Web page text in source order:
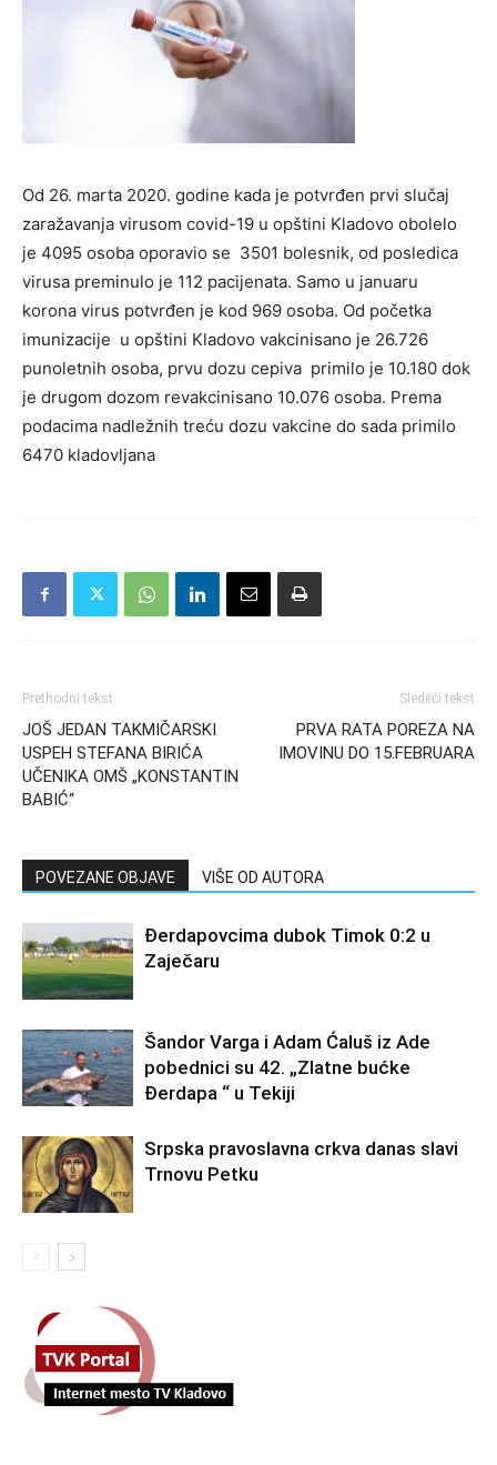
Od 26. marta 2020. godine kada je potvrđen prvi slučaj
zaražavanja virusom covid-19 u opštini Kladovo obolelo
je 4095 osoba oporavio se 3501 bolesnik, od posledica
virusa preminulo je 112 pacijenata. Samo u januaru
korona virus potvrđen je kod 969 osoba. Od početka
imunizacije u opštini Kladovo vakcinisano je 26.726
punoletnih osoba, prvu dozu cepiva primilo je 10.180 dok
je drugom dozom revakcinisano 10.076 osoba. Prema
podacima nadležnih treću dozu vakcine do sada primilo
6470 kladovljana
Prethodni tekst
JOŠ JEDAN TAKMIČARSKI
USPEH STEFANA BIRIĆA
UČENIKA OMŠ „KONSTANTIN
BABIĆ“
Sledeći tekst
PRVA RATA POREZA NA
IMOVINU DO 15.FEBRUARA
POVEZANE OBJAVE VIŠE OD AUTORA
Đerdapovcima dubok Timok 0:2 u
Zaječaru
Šandor Varga i Adam Ćaluš iz Ade
pobednici su 42. „Zlatne bućke
Đerdapa “ u Tekiji
Srpska pravoslavna crkva danas slavi
Trnovu Petku